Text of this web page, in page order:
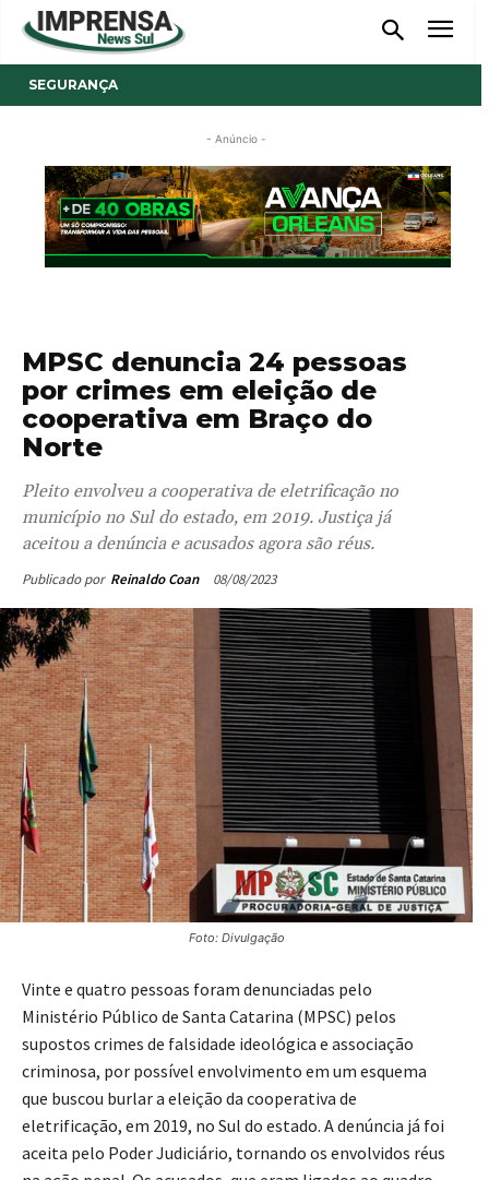
SEGURANÇA
- Anúncio -
MPSC denuncia 24 pessoas
por crimes em eleição de
cooperativa em Braço do
Norte
Pleito envolveu a cooperativa de eletrificação no
município no Sul do estado, em 2019. Justiça já
aceitou a denúncia e acusados agora são réus.
Publicado por Reinaldo Coan 08/08/2023
Foto: Divulgação
Vinte e quatro pessoas foram denunciadas pelo
Ministério Público de Santa Catarina (MPSC) pelos
supostos crimes de falsidade ideológica e associação
criminosa, por possível envolvimento em um esquema
que buscou burlar a eleição da cooperativa de
eletrificação, em 2019, no Sul do estado. A denúncia já foi
aceita pelo Poder Judiciário, tornando os envolvidos réus